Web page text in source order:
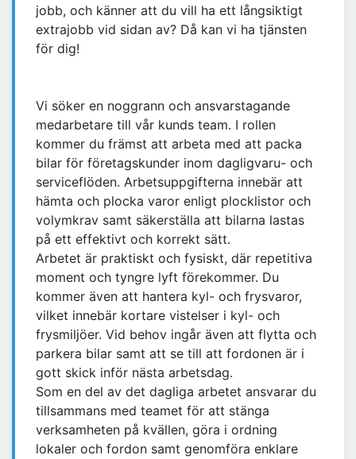
jobb, och känner att du vill ha ett långsiktigt
extrajobb vid sidan av? Då kan vi ha tjänsten
för dig!
Vi söker en noggrann och ansvarstagande
medarbetare till vår kunds team. I rollen
kommer du främst att arbeta med att packa
bilar för företagskunder inom dagligvaru- och
serviceflöden. Arbetsuppgifterna innebär att
hämta och plocka varor enligt plocklistor och
volymkrav samt säkerställa att bilarna lastas
på ett effektivt och korrekt sätt.
Arbetet är praktiskt och fysiskt, där repetitiva
moment och tyngre lyft förekommer. Du
kommer även att hantera kyl- och frysvaror,
vilket innebär kortare vistelser i kyl- och
frysmiljöer. Vid behov ingår även att flytta och
parkera bilar samt att se till att fordonen är i
gott skick inför nästa arbetsdag.
Som en del av det dagliga arbetet ansvarar du
tillsammans med teamet för att stänga
verksamheten på kvällen, göra i ordning
lokaler och fordon samt genomföra enklare